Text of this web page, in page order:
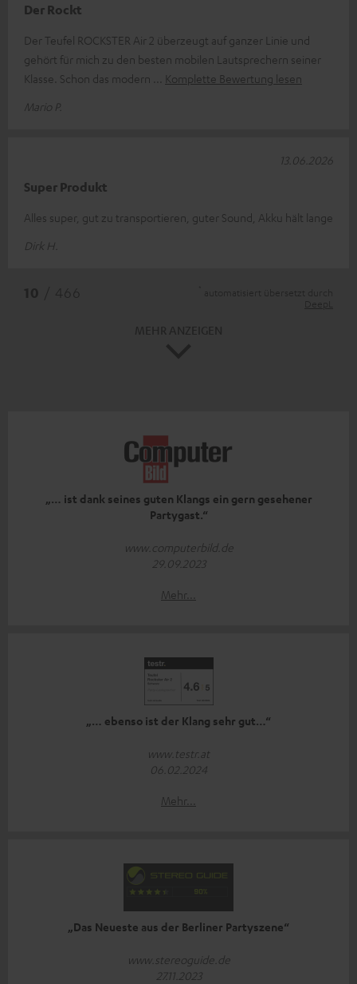
Der Rockt
Der Teufel ROCKSTER Air 2 überzeugt auf ganzer Linie und
gehört für mich zu den besten mobilen Lautsprechern seiner
Klasse. Schon das modern
Komplette Bewertung lesen
Mario P.
Super Produkt
Alles super, gut zu transportieren, guter Sound, Akku hält lange
Dirk H.
13.06.2026
„… ist dank seines guten Klangs ein gern gesehener
Partygast.“
www.computerbild.de
29.09.2023
Mehr...
„… ebenso ist der Klang sehr gut…“
www.testr.at
06.02.2024
Mehr...
„Das Neueste aus der Berliner Partyszene“
www.stereoguide.de
27.11.2023